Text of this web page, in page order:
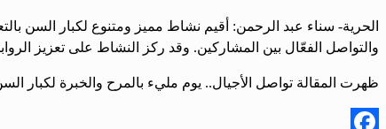
الحرية- سناء عبد الرحمن: أقيم نشاط مميز ومتنوع لكبار السن
والتواصل الفعّال بين المشاركين. وقد ركز النشاط على تعزيز
ظهرت المقالة تواصل الأجيال.. يوم مليء بالمرح والخبرة لكبار